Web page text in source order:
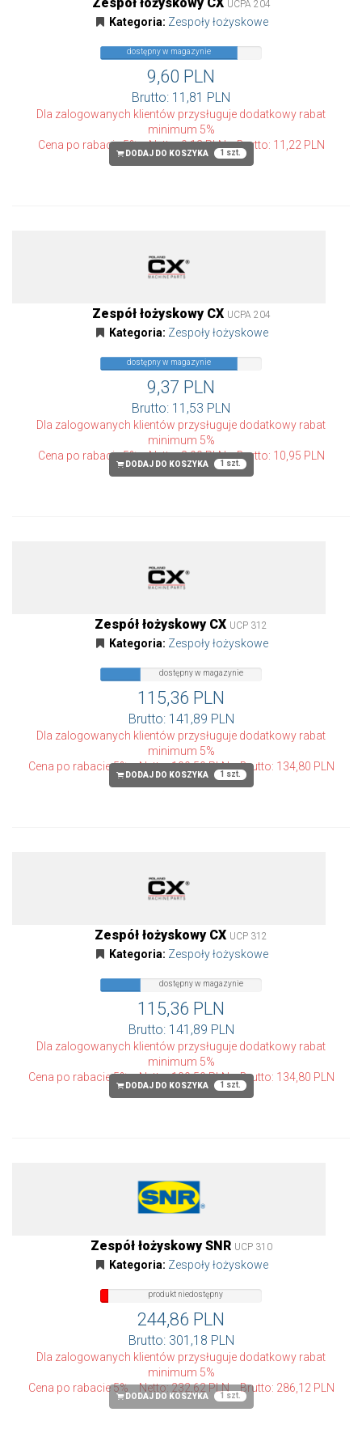
UCPA 204
Kategoria: Zespoły łożyskowe
dostępny w magazynie
9,60 PLN
Brutto: 11,81 PLN
Dla zalogowanych klientów przysługuje dodatkowy rabat
minimum 5%
Cena po rabacie 5%
Netto: 9,12 PLN Brutto: 11,22 PLN
DODAJ DO KOSZYKA 1 szt.
Zespół łożyskowy CX UCPA 204
Kategoria: Zespoły łożyskowe
dostępny w magazynie
9,37 PLN
Brutto: 11,53 PLN
Dla zalogowanych klientów przysługuje dodatkowy rabat
minimum 5%
Cena po rabacie 5%
Netto: 8,90 PLN Brutto: 10,95 PLN
DODAJ DO KOSZYKA 1 szt.
Zespół łożyskowy CX UCP 312
Kategoria: Zespoły łożyskowe
w
magazynie
dostępny w magazynie
115,36 PLN
Brutto: 141,89 PLN
Dla zalogowanych klientów przysługuje dodatkowy rabat
minimum 5%
Cena po rabacie 5%
Netto: 109,59 PLN Brutto: 134,80 PLN
DODAJ DO KOSZYKA 1 szt.
Zespół łożyskowy CX UCP 312
Kategoria: Zespoły łożyskowe
w
magazynie
dostępny w magazynie
115,36 PLN
Brutto: 141,89 PLN
Dla zalogowanych klientów przysługuje dodatkowy rabat
minimum 5%
Cena po rabacie 5%
Netto: 109,59 PLN Brutto: 134,80 PLN
DODAJ DO KOSZYKA 1 szt.
Zespół łożyskowy SNR UCP 310
Kategoria: Zespoły łożyskowe
niedostępny
produkt niedostępny
244,86 PLN
Brutto: 301,18 PLN
Dla zalogowanych klientów przysługuje dodatkowy rabat
minimum 5%
Cena po rabacie 5%
Netto: 232,62 PLN Brutto: 286,12 PLN
DODAJ DO KOSZYKA 1 szt.